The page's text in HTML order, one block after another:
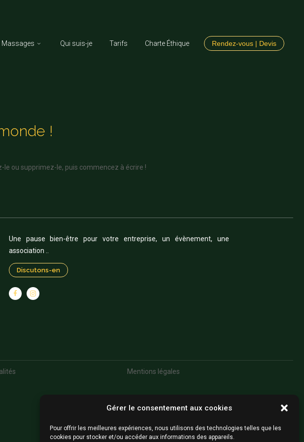
Gérer le consentement aux cookies
Pour offrir les meilleures expériences, nous utilisons des technologies telles que les
cookies pour stocker et/ou accéder aux informations des appareils.
Massages Qui suis-je Tarifs Charte Éthique Rendez-vous | Devis
!
le ou supprimez-le, puis commencez à écrire !
Une pause bien-être pour votre entreprise, un évènement, une
association ..
Discutons-en
Mentions légales